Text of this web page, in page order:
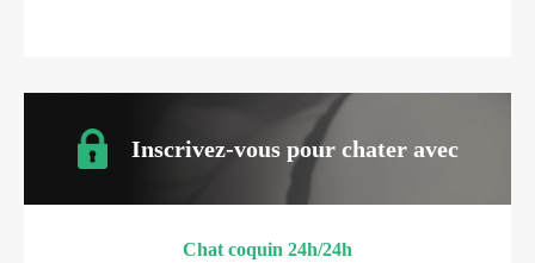
Inscrivez-vous pour chater avec
Chat coquin 24h/24h